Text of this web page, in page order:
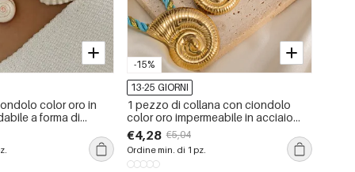
color oro in
a forma di
-15%
13-25 GIORNI
1 pezzo di collana con ciondolo
color oro impermeabile in acciaio
inossidabile a forma di buccino
€4,28 €5,04
Ordine min. di 1 pz.